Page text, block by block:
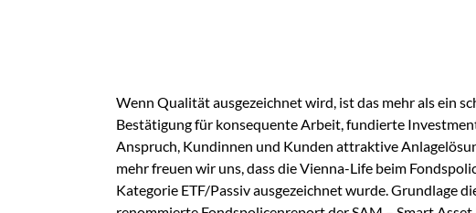
Wenn Qualität ausgezeichnet wird, ist das mehr als ein
Bestätigung für konsequente Arbeit, fundierte
Anspruch, Kundinnen und Kunden attraktive
mehr freuen wir uns, dass die Vienna-Life beim
Kategorie ETF/Passiv ausgezeichnet wurde. Grundlage